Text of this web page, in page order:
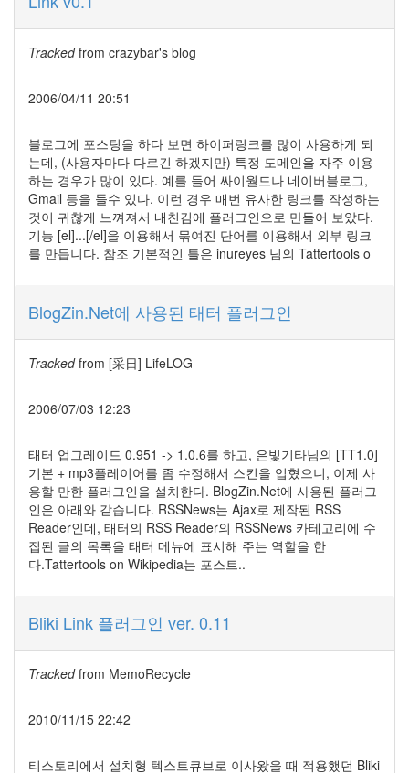
Trackedfrom crazybar's blog
2006/04/11 20:51
블로그에 포스팅을 하다 보면 하이퍼링크를 많이 사용하게 되
는데, (사용자마다 다르긴 하겠지만) 특정 도메인을 자주 이용
하는 경우가 많이 있다. 예를 들어 싸이월드나 네이버블로그,
Gmail 등을 들수 있다. 이런 경우 매번 유사한 링크를 작성하는
것이 귀찮게 느껴져서 내친김에 플러그인으로 만들어 보았다.
기능 [el]...[/el]을 이용해서 묶여진 단어를 이용해서 외부 링크
를 만듭니다. 참조 기본적인 틀은 inureyes 님의 Tattertools o
BlogZin.Net에 사용된 태터 플러그인
Trackedfrom [采日] LifeLOG
2006/07/03 12:23
태터 업그레이드 0.951 -> 1.0.6를 하고, 은빛기타님의 [TT1.0]
기본 + mp3플레이어를 좀 수정해서 스킨을 입혔으니, 이제 사
용할 만한 플러그인을 설치한다. BlogZin.Net에 사용된 플러그
인은 아래와 같습니다. RSSNews는 Ajax로 제작된 RSS
Reader인데, 태터의 RSS Reader의 RSSNews 카테고리에 수
집된 글의 목록을 태터 메뉴에 표시해 주는 역할을 한
다.Tattertools on Wikipedia는 포스트..
Bliki Link 플러그인 ver. 0.11
Trackedfrom MemoRecycle
2010/11/15 22:42
티스토리에서 설치형 텍스트큐브로 이사왔을 때 적용했던 Bliki
한
충
고
목
(3)
삶
에
대
한
생
각
(2)
새
벽
(2)
의
대
(2)
눈
속
의
포
항
폰
용
어
탈
삶
연